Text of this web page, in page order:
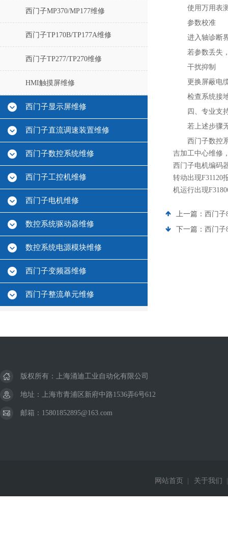
西门子MP370/MP177维修
西门子TP170B/TP177A维修
西门子TP277/TP270维修
HMI触摸屏维修
西门子显示屏维修
西门子直流调速装置维修
西门子数控系统维修
西门子工控机维修
西门子电机维修
数控系统驱动器维修
数控系统电源模块维修
西门子变频器维修
西门子整流单元维修
使用万用表
参数校准‌
进入轴诊断
若参数丢失
干扰抑制‌
更换屏蔽电
检查系统接
四、专业支
若上述步骤
西门子数控
吉加工中心维修
西门子电机编码
转动出现F31120
机运行出现
上一篇： 西门子
下一篇： 西门子
版权所有：上海涌迪工业自动化有限公司
地址：上海市青浦区新府中路1536弄6号612
邮箱：15801852895@163.com
网站首页 关于我们